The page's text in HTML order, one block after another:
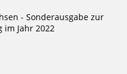
- Sonderausgabe zur
im Jahr 2022